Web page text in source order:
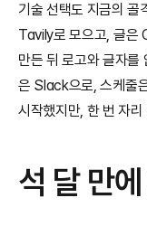
기술 선택도 지금의 골
Tavily로 모으고, 글은
만든 뒤 로고와 글자
은 Slack으로, 스케줄
시작했지만, 한 번 자
석 달 만